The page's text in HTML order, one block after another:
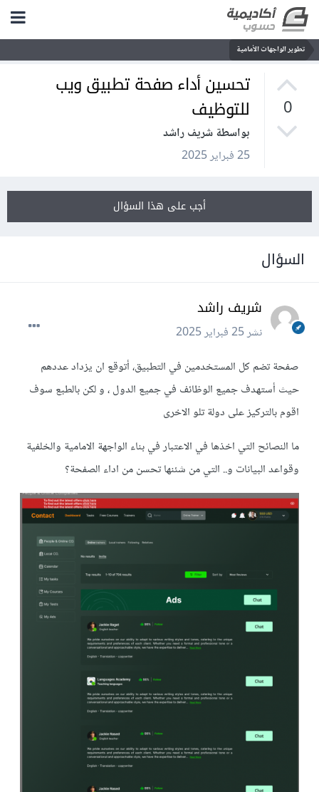
تطوير الواجهات الأمامية
0
تحسين أداء صفحة تطبيق ويب
للتوظيف
بواسطة شريف راشد
25 فبراير 2025
أجب على هذا السؤال
السؤال
شريف راشد
نشر25 فبراير 2025
صفحة تضم كل المستخدمين في التطبيق، أتوقع ان يزداد عددهم
حيث أستهدف جميع الوظائف في جميع الدول ، و لكن بالطبع سوف
اقوم بالتركيز على دولة تلو الاخرى
ما النصائح التي اخذها في الاعتبار في بناء الواجهة الامامية والخلفية
وقواعد البيانات و.. التي من شئنها تحسن من اداء الصفحة؟